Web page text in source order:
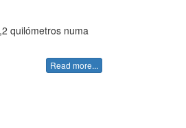
quilómetros numa
Read more...